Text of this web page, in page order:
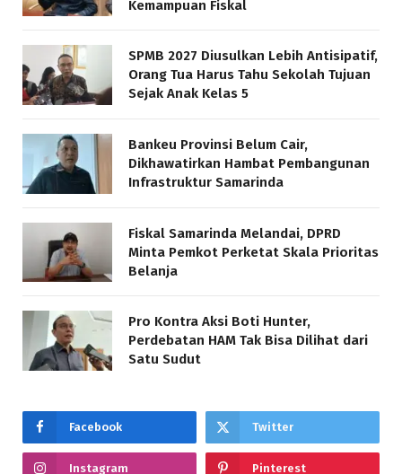
Kemampuan Fiskal
SPMB 2027 Diusulkan Lebih Antisipatif,
Orang Tua Harus Tahu Sekolah Tujuan
Sejak Anak Kelas 5
Bankeu Provinsi Belum Cair,
Dikhawatirkan Hambat Pembangunan
Infrastruktur Samarinda
Fiskal Samarinda Melandai, DPRD
Minta Pemkot Perketat Skala Prioritas
Belanja
Pro Kontra Aksi Boti Hunter,
Perdebatan HAM Tak Bisa Dilihat dari
Satu Sudut
Facebook Twitter
Instagram Pinterest